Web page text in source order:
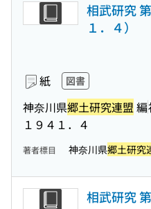
相武研究
１．４）
紙 図書
神奈川県郷土研究連盟 編
１９４１．４
著者標目 神奈川県郷土研究
相武研究